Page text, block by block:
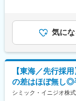
ができ、PMと
本社で事業企
す。複数のプ
くことを期待し
■勤務地：
（1）北海道：
（2）東北：青
（3）関東：東
件から勤務地
デル年収：20
も可能です。ま
ベース給与は保
■MRとして働く
（1）最大限希
全国50地域以
アサインが可
円（12分割）
＜給与補足＞※
づき決定いたし
20代650万、40
り、選考を通じ
当を含めた表記
気に
【東海／先行採
の差はほぼ無し◎
シミック・イニジオ株